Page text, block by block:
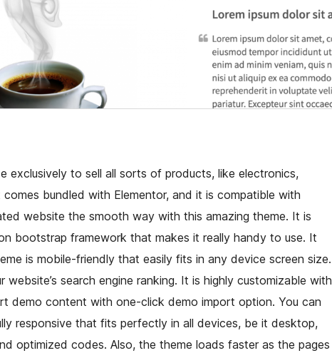
exclusively to sell all sorts of products, like electronics,
bundled with Elementor, and it is compatible with
website the smooth way with this amazing theme. It is
bootstrap framework that makes it really handy to use. It
is mobile-friendly that easily fits in any device screen size.
search engine ranking. It is highly customizable with
demo content with one-click demo import option. You can
responsive that fits perfectly in all devices, be it desktop,
optimized codes. Also, the theme loads faster as the pages